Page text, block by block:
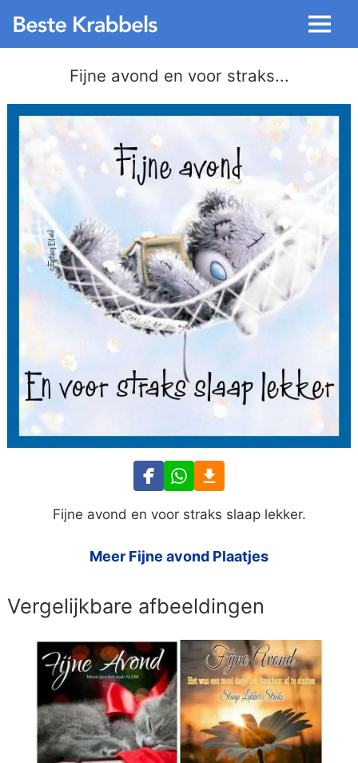
Menu
Fijne avond en voor straks...
Fijne avond en voor straks slaap lekker.
Meer Fijne avond Plaatjes
Vergelijkbare afbeeldingen